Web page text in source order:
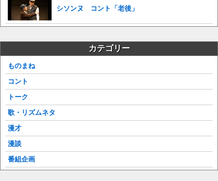
シソンヌ コント「老後」
カテゴリー
ものまね
コント
トーク
歌・リズムネタ
漫才
漫談
番組企画